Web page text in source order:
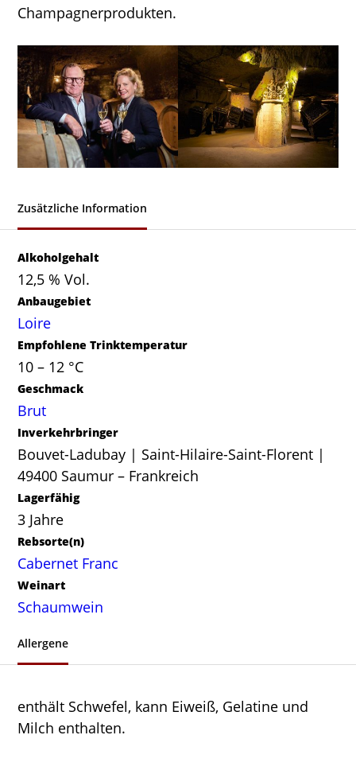
Champagnerprodukten.
Zusätzliche Information
Alkoholgehalt
12,5 % Vol.
Anbaugebiet
Loire
Empfohlene Trinktemperatur
10 – 12 °C
Geschmack
Brut
Inverkehrbringer
Bouvet-Ladubay | Saint-Hilaire-Saint-Florent |
49400 Saumur – Frankreich
Lagerfähig
3 Jahre
Rebsorte(n)
Cabernet Franc
Weinart
Schaumwein
Allergene
enthält Schwefel, kann Eiweiß, Gelatine und
Milch enthalten.